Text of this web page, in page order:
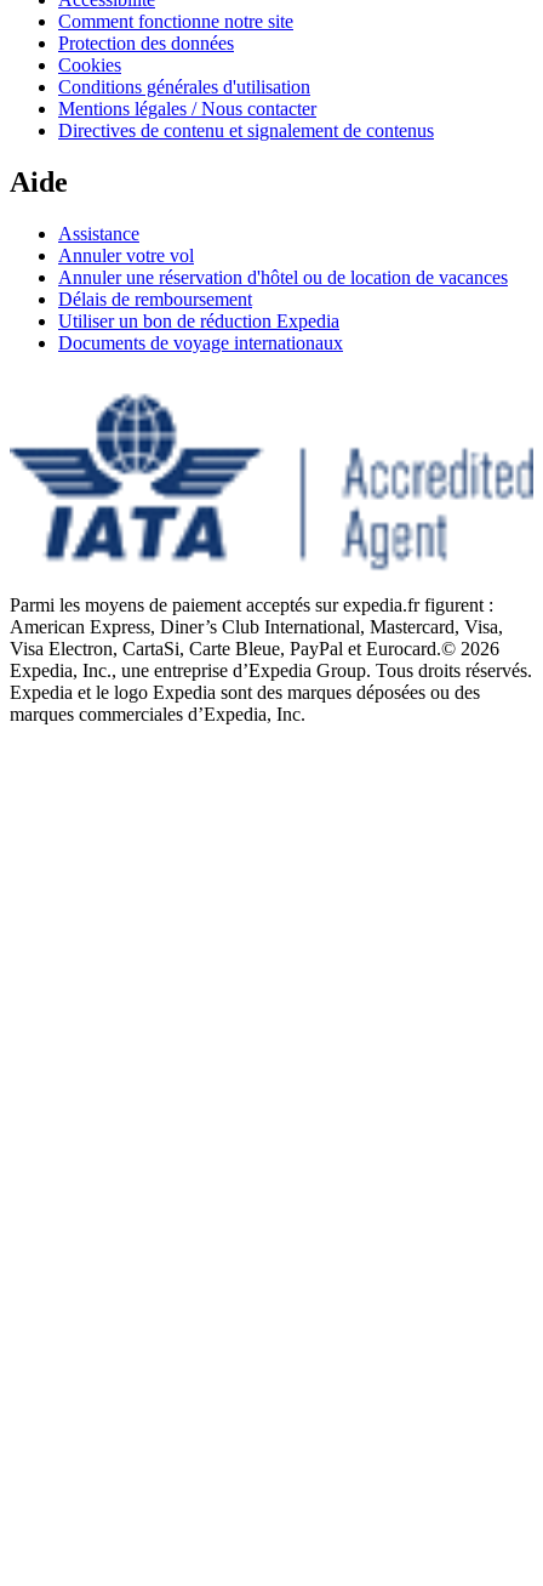
Comment fonctionne notre site
Protection des données
Cookies
Conditions générales d'utilisation
Mentions légales / Nous contacter
Directives de contenu et signalement de contenus
Aide
Assistance
Annuler votre vol
Annuler une réservation d'hôtel ou de location de vacances
Délais de remboursement
Utiliser un bon de réduction Expedia
Documents de voyage internationaux
Parmi les moyens de paiement acceptés sur expedia.fr figurent :
American Express, Diner’s Club International, Mastercard, Visa,
Visa Electron, CartaSi, Carte Bleue, PayPal et Eurocard.© 2026
Expedia, Inc., une entreprise d’Expedia Group. Tous droits réservés.
Expedia et le logo Expedia sont des marques déposées ou des
marques commerciales d’Expedia, Inc.